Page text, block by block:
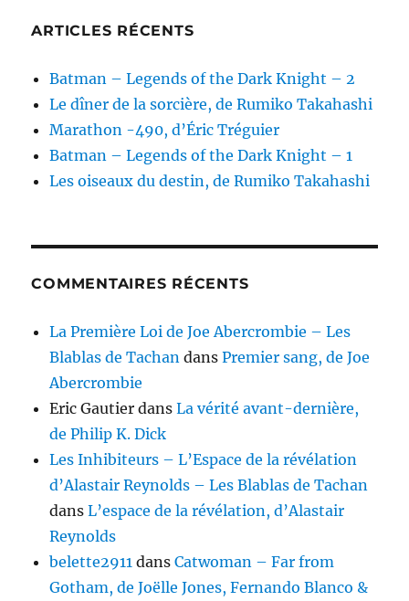
ARTICLES RÉCENTS
Batman – Legends of the Dark Knight – 2
Le dîner de la sorcière, de Rumiko Takahashi
Marathon -490, d’Éric Tréguier
Batman – Legends of the Dark Knight – 1
Les oiseaux du destin, de Rumiko Takahashi
COMMENTAIRES RÉCENTS
La Première Loi de Joe Abercrombie – Les
Blablas de Tachan dansPremier sang, de Joe
Abercrombie
Eric Gautier dansLa vérité avant-dernière,
de Philip K. Dick
Les Inhibiteurs – L’Espace de la révélation
d’Alastair Reynolds – Les Blablas de Tachan
dansL’espace de la révélation, d’Alastair
Reynolds
belette2911 dansCatwoman – Far from
Gotham, de Joëlle Jones, Fernando Blanco &